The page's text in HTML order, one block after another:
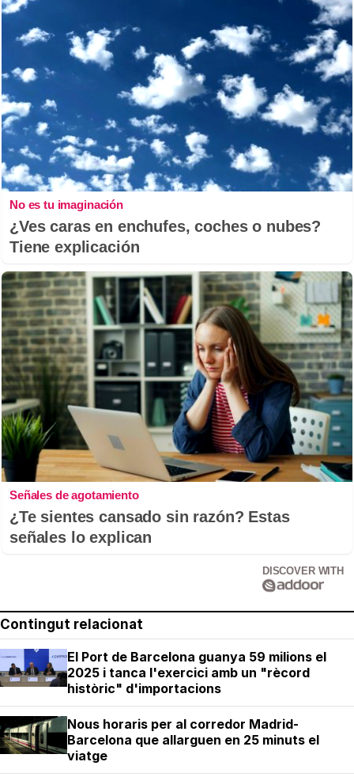
No es tu imaginación
¿Ves caras en enchufes, coches o nubes?
Tiene explicación
Señales de agotamiento
¿Te sientes cansado sin razón? Estas
señales lo explican
DISCOVER WITH
Contingut relacionat
El Port de Barcelona guanya 59 milions el
2025 i tanca l'exercici amb un "rècord
històric" d'importacions
Nous horaris per al corredor Madrid-
Barcelona que allarguen en 25 minuts el
viatge